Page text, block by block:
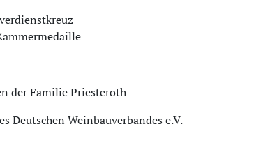
der Familie Priesteroth
Deutschen Weinbauverbandes e.V.